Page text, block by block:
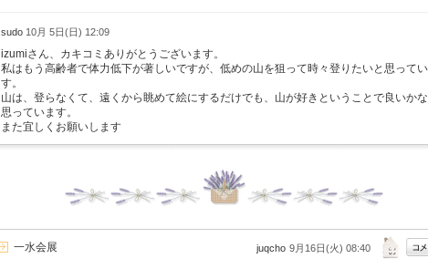
sudo 10月 5日(日) 12:09
izumiさん、カキコミありがとうございます。
私はもう高齢者で体力低下が著しいですが、低めの山を狙って時々登りたいと思って
す。
山は、登らなくて、遠くから眺めて絵にするだけでも、山が好きということで良いか
思っています。
また宜しくお願いします
一水会展 juqcho 9月16日(火) 08:40